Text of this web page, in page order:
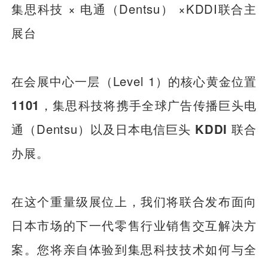
集思科技 × 电通（Dentsu） ×KDDI联合主
展台
在会展中心一层（Level 1）的核心黄金位置
1101 ，集思科技将携手全球广告传播巨头电
通（Dentsu）以及日本电信巨头 KDDI 联合
办展。
在这个重量级展位上，我们将联合发布面向
日本市场的下一代零售行业销售交互解决方
案。您将亲自体验到集思科技技术如何与全